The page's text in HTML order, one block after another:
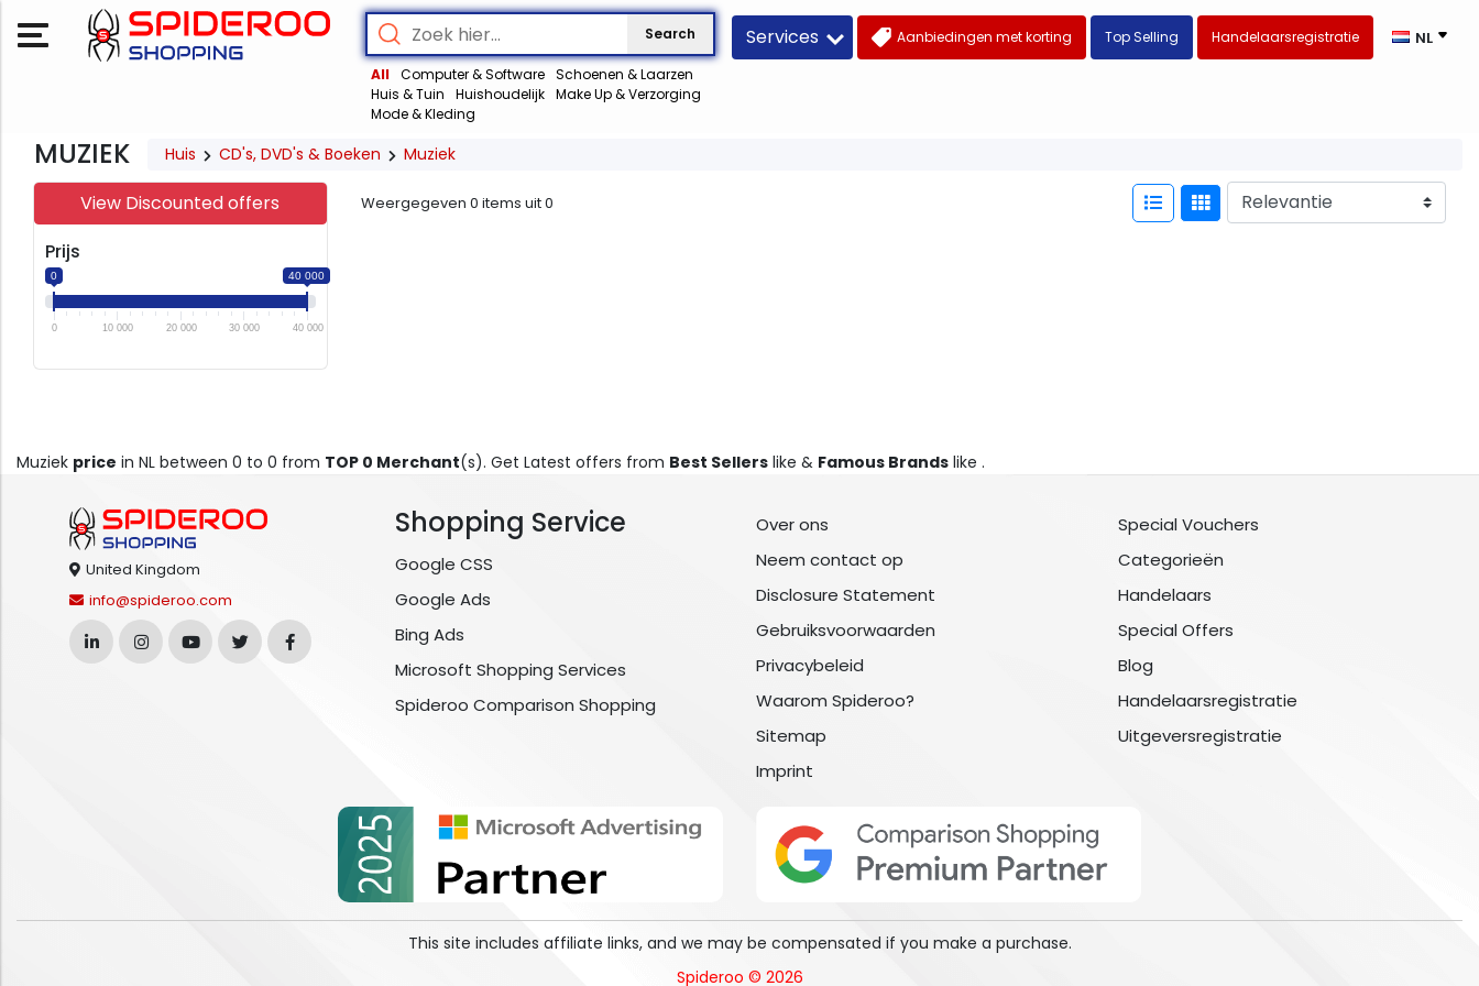
Search
All Computer & Software Schoenen & Laarzen
Huis & Tuin
Huishoudelijk Make Up & Verzorging
Mode & Kleding
Services Aanbiedingen met korting Top Selling Handelaarsregistratie NL
MUZIEK Huis CD's, DVD's & Boeken Muziek
View Discounted offers
Prijs
0 40 000
0 10 000 20 000 30 000 40 000
Weergegeven 0 items uit0
Muziek price in NL between 0 to 0 from TOP 0 Merchant(s). Get Latest offers from Best Sellers like & Famous Brands like .
United Kingdom
info@spideroo.com
Shopping Service
Google CSS
Google Ads
Bing Ads
Microsoft Shopping Services
Spideroo Comparison Shopping
Over ons
Neem contact op
Disclosure Statement
Gebruiksvoorwaarden
Privacybeleid
Waarom Spideroo?
Sitemap
Imprint
Special Vouchers
Categorieën
Handelaars
Special Offers
Blog
Handelaarsregistratie
Uitgeversregistratie
This site includes affiliate links, and we may be compensated if you make a purchase.
Spideroo © 2026